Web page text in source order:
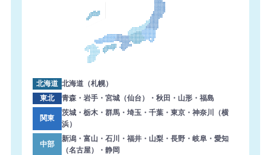
北海道 北海道（札幌）
東北
青森・岩手・宮城（仙台）・秋田・山形・福島
関東
茨城・栃木・群馬・埼玉・千葉・東京・神奈川（横
浜）
中部
新潟・富山・石川・福井・山梨・長野・岐阜・愛知
（名古屋）・静岡